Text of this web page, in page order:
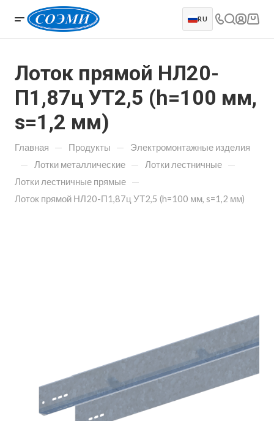
RU
Лоток прямой НЛ20-
П1,87ц УТ2,5 (h=100 мм,
s=1,2 мм)
Главная — Продукты — Электромонтажные изделия
— Лотки металлические — Лотки лестничные —
Лотки лестничные прямые —
Лоток прямой НЛ20-П1,87ц УТ2,5 (h=100 мм, s=1,2 мм)